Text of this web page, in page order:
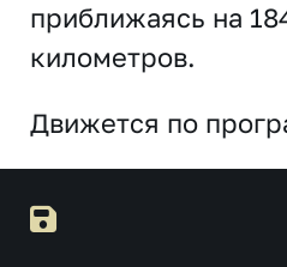
приближаясь на
километров.
Движется по